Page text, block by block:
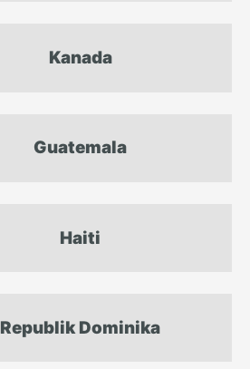
Kanada
Guatemala
Haiti
Republik Dominika